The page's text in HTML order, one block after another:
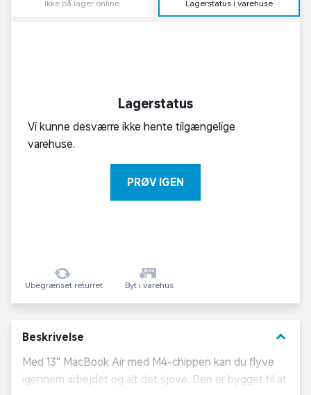
Ikke på lager online Lagerstatus i varehuse
Lagerstatus
Vi kunne desværre ikke hente tilgængelige
varehuse.
PRØV IGEN
Ubegrænset returret Byt i varehus
Beskrivelse keyboard_arrow_down
Med 13" MacBook Air med M4-chippen kan du flyve
igennem arbejdet og alt det sjove. Den er bygget til at